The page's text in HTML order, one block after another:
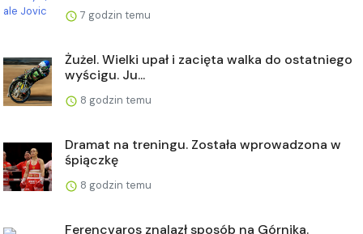
7 godzin temu
Żużel. Wielki upał i zacięta walka do ostatniego
wyścigu. Ju...
8 godzin temu
Dramat na treningu. Została wprowadzona w
śpiączkę
8 godzin temu
Ferencvaros znalazł sposób na Górnika.